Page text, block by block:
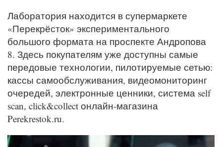
Лаборатория находится в супермаркете
«Перекрёсток» экспериментального
большого формата на проспекте Андропова
8. Здесь покупателям уже доступны самые
передовые технологии, пилотируемые сетью:
кассы самообслуживания, видеомониторинг
очередей, электронные ценники, система self
scan, click&collect онлайн-магазина
Perekrestok.ru.